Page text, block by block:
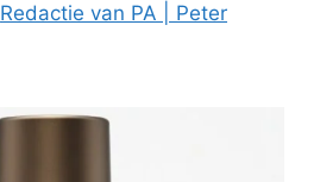
Redactie van PA | Peter